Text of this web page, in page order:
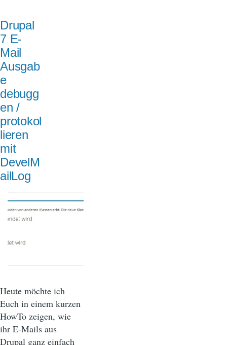
Drupal
7 E-
Mail
Ausgab
e
debugg
en /
protokol
lieren
mit
DevelM
ailLog
Heute möchte ich
Euch in einem kurzen
HowTo zeigen, wie
ihr E-Mails aus
Drupal ganz einfach